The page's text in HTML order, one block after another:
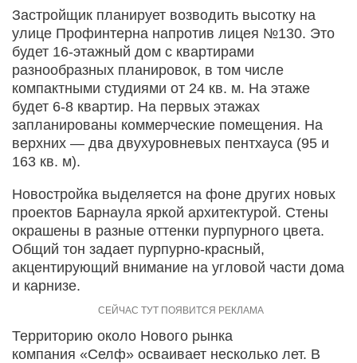
Застройщик планирует возводить высотку на
улице Профинтерна напротив лицея №130. Это
будет 16-этажный дом с квартирами
разнообразных планировок, в том числе
компактными студиями от 24 кв. м. На этаже
будет 6-8 квартир. На первых этажах
запланированы коммерческие помещения. На
верхних — два двухуровневых пентхауса (95 и
163 кв. м).
Новостройка выделяется на фоне других новых
проектов Барнаула яркой архитектурой. Стены
окрашены в разные оттенки пурпурного цвета.
Общий тон задает пурпурно-красный,
акцентирующий внимание на угловой части дома
и карнизе.
Территорию около Нового рынка
компания «Селф» осваивает несколько лет. В